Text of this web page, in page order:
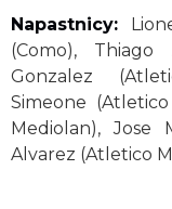
Napastnicy:
(Como),
Gonzalez
Simeone
Mediolan), Jose
Alvarez (Atletico